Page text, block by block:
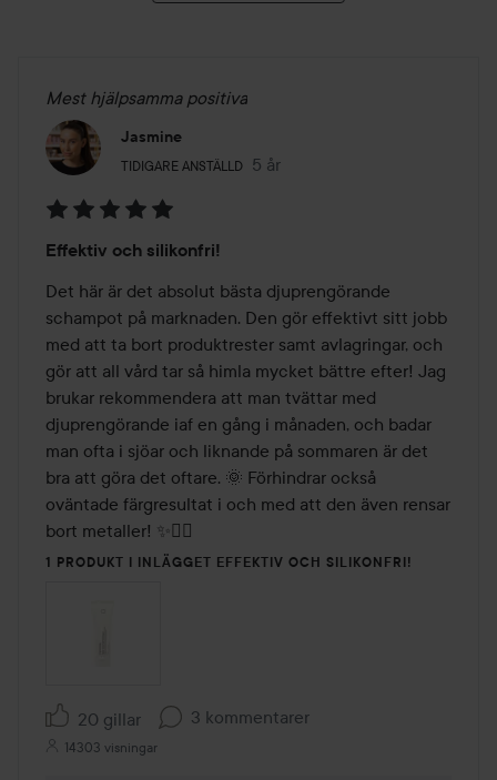
Mest hjälpsamma positiva
Jasmine
TIDIGARE ANSTÄLLD
Användarens roll: Tidigare anställd.
5 år
Inlägget skapades 5 år
5
av
5
Effektiv och silikonfri!
Det här är det absolut bästa djuprengörande
schampot på marknaden. Den gör effektivt sitt jobb
med att ta bort produktrester samt avlagringar, och
gör att all vård tar så himla mycket bättre efter! Jag
brukar rekommendera att man tvättar med
djuprengörande iaf en gång i månaden, och badar
man ofta i sjöar och liknande på sommaren är det
bra att göra det oftare. 🌞 Förhindrar också
oväntade färgresultat i och med att den även rensar
bort metaller! ✨🧚‍♀️
1 PRODUKT I INLÄGGET EFFEKTIV OCH SILIKONFRI!
20 gillar 3 kommentarer
14303 visningar